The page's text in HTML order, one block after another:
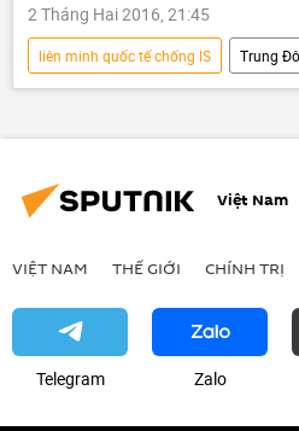
2 Tháng Hai 2016, 21:45
liên minh quốc tế chống IS
Trung
Thế giới
Iraq Thổ
Việt Nam
VIỆT NAM THẾ GIỚI CHÍNH TRỊ
Telegram Zalo